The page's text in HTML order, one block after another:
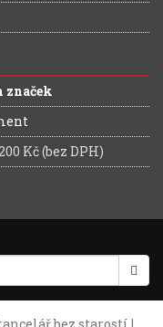
značek
Kč (bez DPH)
bez starostí |